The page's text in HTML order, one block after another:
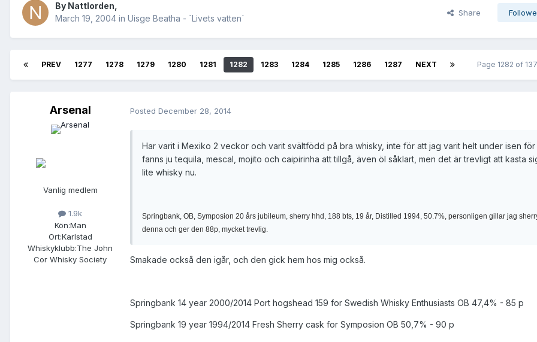
By Nattlorden
March 19, 2004 in Uisge Beatha - `Livets vatten´
Share
PREV 1277 1278 1279 1280 1281 1282 1283 1284 1285 1286 1287 NEXT Page 1282 of
Arsenal
Vanlig medlem
1.9k
Kön:Man
Ort:Karlstad
Whiskyklubb:The John
Cor Whisky Society
Posted December 28, 2014
Har varit i Mexiko 2 veckor och varit svältfödd på bra whisky, inte för att jag varit helt under isen
fanns ju tequila, mescal, mojito och caipirinha att tillgå, även öl såklart, men det är trevligt att kasta
lite whisky nu.
Springbank, OB, Symposion 20 års jubileum, sherry hhd, 188 bts, 19 år, Distilled 1994, 50.7%, personligen gillar jag
denna och ger den 88p, mycket trevlig.
Smakade också den igår, och den gick hem hos mig också.
Springbank 14 year 2000/2014 Port hogshead 159 for Swedish Whisky Enthusiasts OB 47,4% - 85 p
Springbank 19 year 1994/2014 Fresh Sherry cask for Symposion OB 50,7% - 90 p